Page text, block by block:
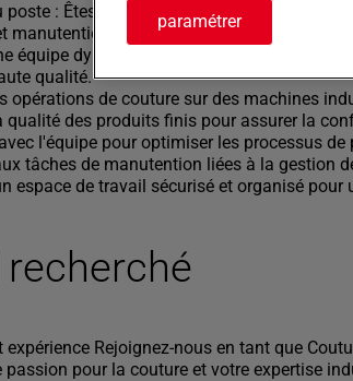
: Êtes-vous prêt(e) à apporter votre
manutention en tant que COUTURIER
équipe dynamique pour participer
qualité.
opérations de couture sur des machines
qualité des produits finis pour assurer la
l'équipe pour optimiser les processus de
tâches de manutention liées à la gestion
espace de travail sécurisé et organisé
recherché
expérience Rejoignez-nous en tant que
passion pour la couture et votre expertise
paramétrer